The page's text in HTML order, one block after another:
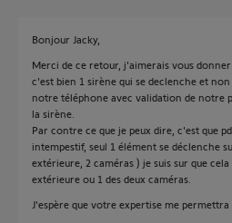
Bonjour Jacky,
Merci de ce retour, j'aimerais vous
c'est bien 1 sirène qui se declenche et
notre téléphone avec validation de notre
la sirène.
Par contre ce que je peux dire, c'est que
intempestif, seul 1 élément se déclenche
extérieure, 2 caméras ) je suis sur que
extérieure ou 1 des deux caméras.
J'espère que votre expertise me permettra